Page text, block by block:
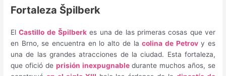
Fortaleza Špilberk
ElCastillo de Špilberk es una de las primeras cosas que ver
en Brno, se encuentra en lo alto de lacolina de Petrovy es
una de las grandes atracciones de la ciudad. Esta fortaleza,
que ofició de prisión inexpugnabledurante muchos años, se